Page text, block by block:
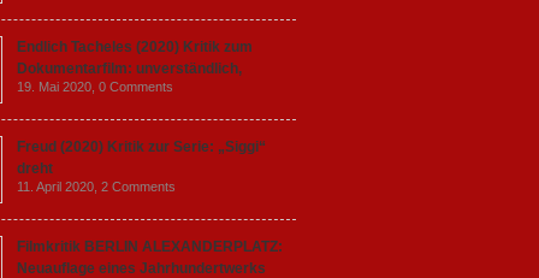
Endlich Tacheles (2020) Kritik zum
Dokumentarfilm: unverständlich,
19. Mai 2020, 0 Comments
Freud (2020) Kritik zur Serie: „Siggi“
dreht
11. April 2020, 2 Comments
Filmkritik BERLIN ALEXANDERPLATZ:
Neuauflage eines Jahrhundertwerks